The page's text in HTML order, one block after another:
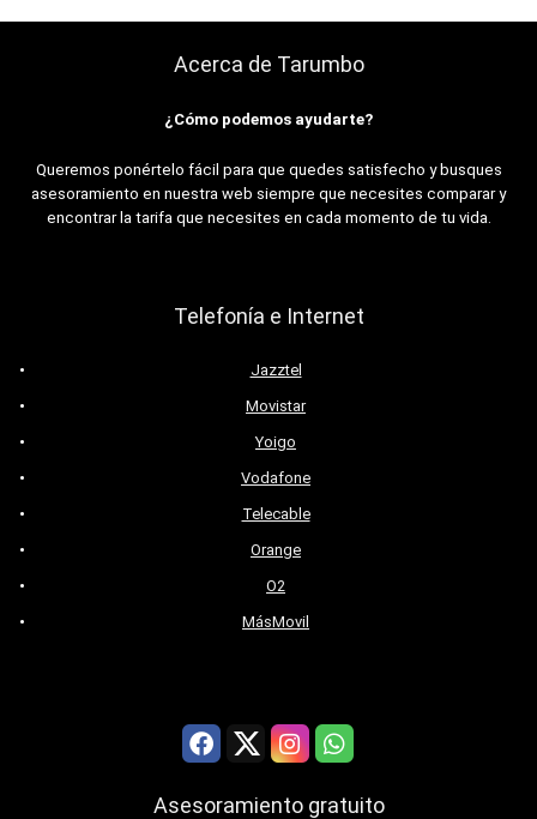
Acerca de Tarumbo
¿Cómo podemos ayudarte?
Queremos ponértelo fácil para que quedes satisfecho y busques
asesoramiento en nuestra web siempre que necesites comparar y
encontrar la tarifa que necesites en cada momento de tu vida.
Telefonía e Internet
Jazztel
Movistar
Yoigo
Vodafone
Telecable
Orange
O2
MásMovil
Asesoramiento gratuito